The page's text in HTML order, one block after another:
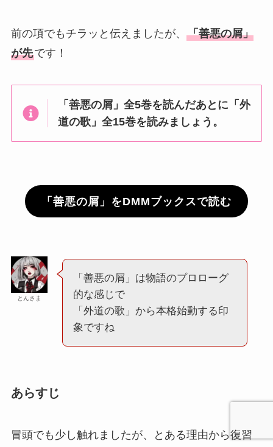
前の項でもチラッと伝えましたが、 「善悪の屑」
が先です！
「善悪の屑」全5巻を読んだあとに「外
道の歌」全15巻を読みましょう。
「善悪の屑」をDMMブックスで読む
とんさま
「善悪の屑」は物語のプロローグ
的な感じで
「外道の歌」から本格始動する印
象ですね
あらすじ
冒頭でも少し触れましたが、とある理由から復習